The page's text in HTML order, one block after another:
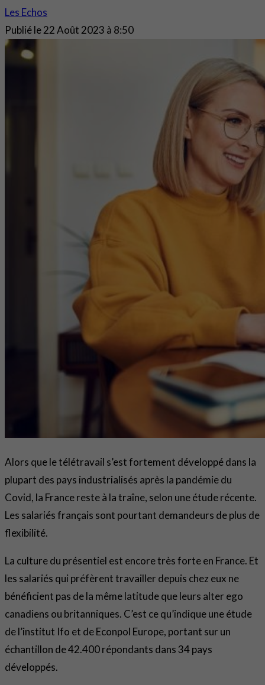
Les Echos
Publié le22 Août 2023 à 8:50
Alors que le télétravail s’est fortement développé dans la
plupart des pays industrialisés après la pandémie du
Covid, la France reste à la traîne, selon une étude récente.
Les salariés français sont pourtant demandeurs de plus de
flexibilité.
La culture du présentiel est encore très forte en France. Et
les salariés qui préfèrent travailler depuis chez eux ne
bénéficient pas de la même latitude que leurs alter ego
canadiens ou britanniques. C’est ce qu’indique une étude
de l’institut Ifo et de Econpol Europe, portant sur un
échantillon de 42.400 répondants dans 34 pays
développés.